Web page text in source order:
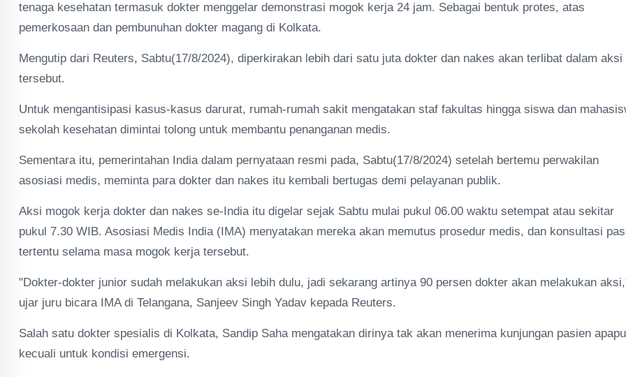
tenaga kesehatan termasuk dokter menggelar demonstrasi mogok kerja 24 jam. Sebagai bentuk protes, atas
pemerkosaan dan pembunuhan dokter magang di Kolkata.
Mengutip dari Reuters, Sabtu(17/8/2024), diperkirakan lebih dari satu juta dokter dan nakes akan terlibat dalam aksi
tersebut.
Untuk mengantisipasi kasus-kasus darurat, rumah-rumah sakit mengatakan staf fakultas hingga siswa dan
sekolah kesehatan dimintai tolong untuk membantu penanganan medis.
Sementara itu, pemerintahan India dalam pernyataan resmi pada, Sabtu(17/8/2024) setelah bertemu perwakilan
asosiasi medis, meminta para dokter dan nakes itu kembali bertugas demi pelayanan publik.
Aksi mogok kerja dokter dan nakes se-India itu digelar sejak Sabtu mulai pukul 06.00 waktu setempat atau sekitar
pukul 7.30 WIB. Asosiasi Medis India (IMA) menyatakan mereka akan memutus prosedur medis, dan konsultasi
tertentu selama masa mogok kerja tersebut.
"Dokter-dokter junior sudah melakukan aksi lebih dulu, jadi sekarang artinya 90 persen dokter akan melakukan
ujar juru bicara IMA di Telangana, Sanjeev Singh Yadav kepada Reuters.
Salah satu dokter spesialis di Kolkata, Sandip Saha mengatakan dirinya tak akan menerima kunjungan pasien
kecuali untuk kondisi emergensi.